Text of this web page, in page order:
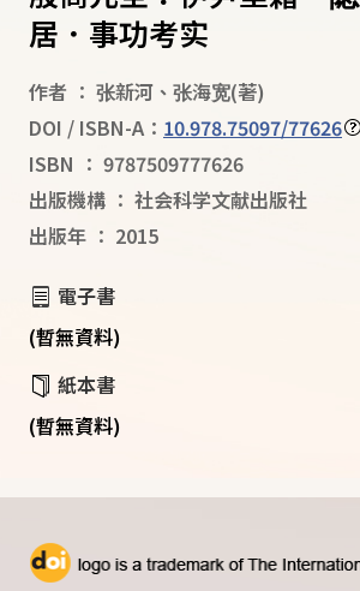
居．事功考实
作者 ： 张新河 、 张海宽(著)
DOI / ISBN-A： 10.978.75097/77626
ISBN ： 9787509777626
出版機構 ： 社会科学文献出版社
出版年 ： 2015
電子書
(暫無資料)
紙本書
(暫無資料)